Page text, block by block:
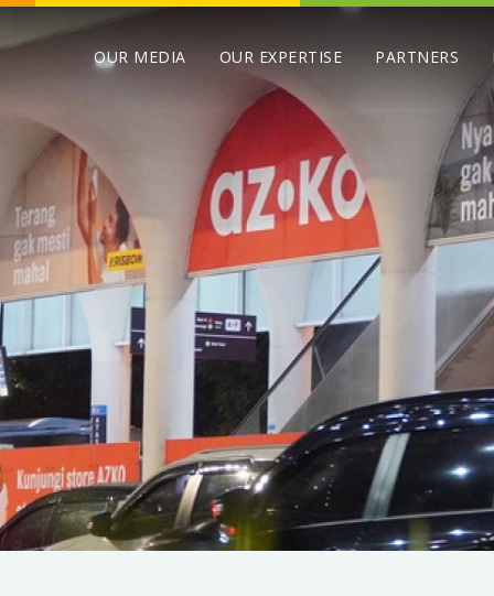
OUR MEDIA OUR EXPERTISE PARTNERS